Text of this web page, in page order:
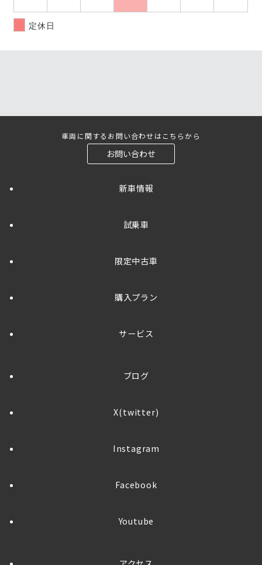
定休日
車両に関するお問い合わせはこちらから
お問い合わせ
新車情報
試乗車
限定中古車
購入プラン
サービス
ブログ
X(twitter)
Instagram
Facebook
Youtube